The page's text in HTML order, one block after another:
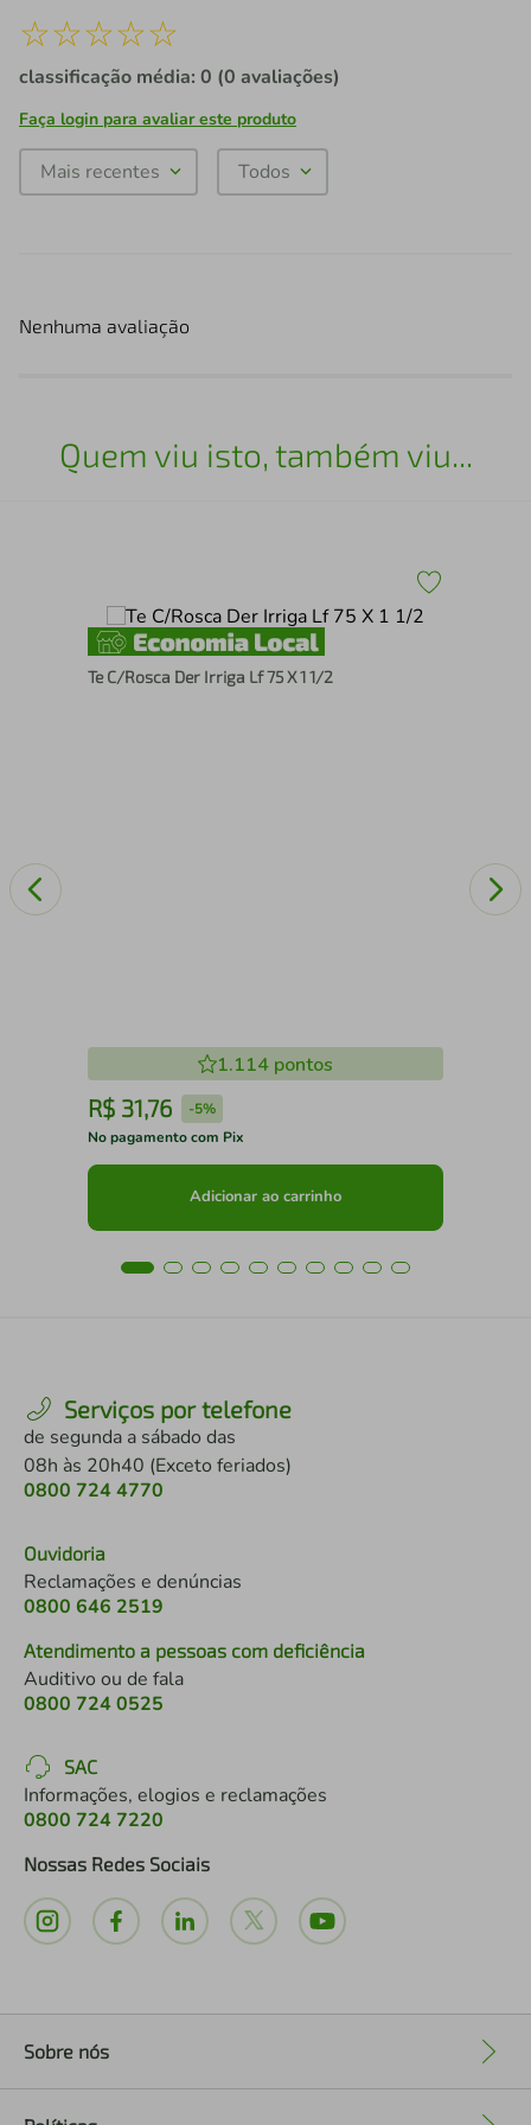
☆☆☆☆☆
classificação média: 0 (0 avaliações)
Faça login para avaliar este produto
Mais recentes Todos
Nenhuma avaliação
Quem viu isto, também viu...
Te C/Rosca Der Irriga Lf 75 X 1 1/2
1.114 pontos
R$ 31,76 -5%
No pagamento com Pix
Adicionar ao carrinho
Serviços por telefone
de segunda a sábado das
08h às 20h40 (Exceto feriados)
0800 724 4770
Ouvidoria
Reclamações e denúncias
0800 646 2519
Atendimento a pessoas com deficiência
Auditivo ou de fala
0800 724 0525
SAC
Informações, elogios e reclamações
0800 724 7220
Nossas Redes Sociais
Sobre nós